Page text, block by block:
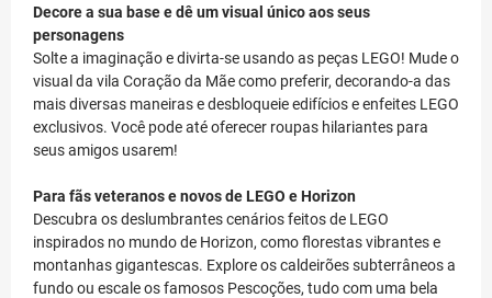
Decore a sua base e dê um visual único aos seus
personagens
Solte a imaginação e divirta-se usando as peças LEGO! Mude o
visual da vila Coração da Mãe como preferir, decorando-a das
mais diversas maneiras e desbloqueie edifícios e enfeites LEGO
exclusivos. Você pode até oferecer roupas hilariantes para
seus amigos usarem!
Para fãs veteranos e novos de LEGO e Horizon
Descubra os deslumbrantes cenários feitos de LEGO
inspirados no mundo de Horizon, como florestas vibrantes e
montanhas gigantescas. Explore os caldeirões subterrâneos a
fundo ou escale os famosos Pescoções, tudo com uma bela